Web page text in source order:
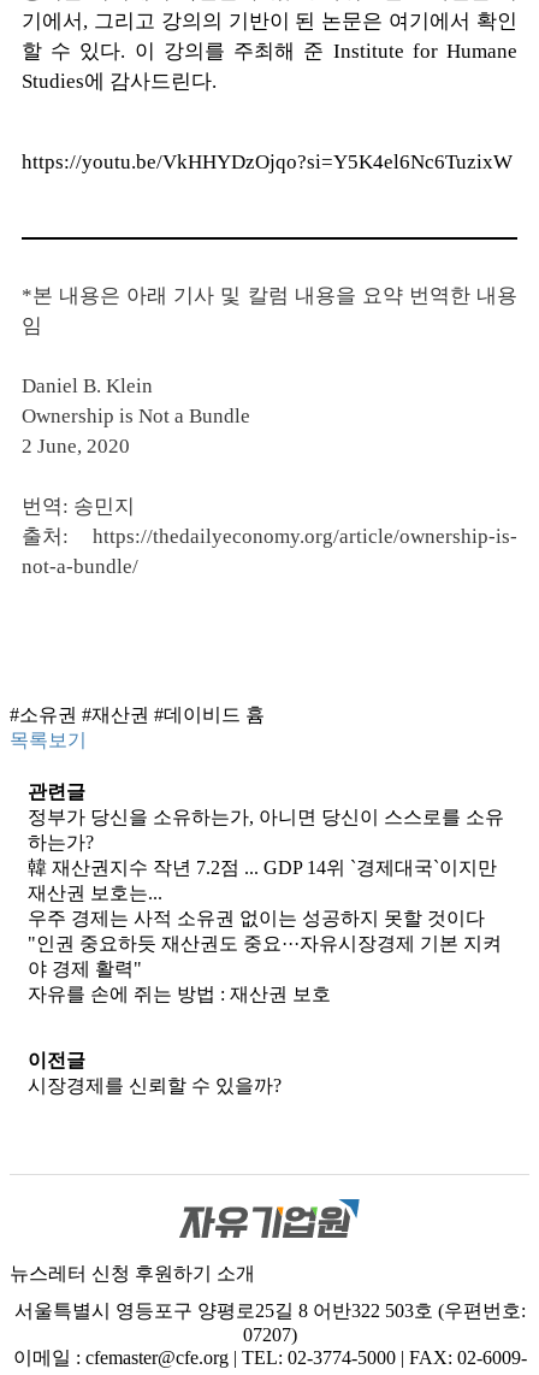
기에서, 그리고 강의의 기반이 된 논문은 여기에서 확인
할 수 있다. 이 강의를 주최해 준 Institute for Humane
Studies에 감사드린다.
https://youtu.be/VkHHYDzOjqo?si=Y5K4el6Nc6TuzixW
*본 내용은 아래 기사 및 칼럼 내용을 요약 번역한 내용
임
Daniel B. Klein
Ownership is Not a Bundle
2 June, 2020
번역: 송민지
출처:
https://thedailyeconomy.org/article/ownership-is-
not-a-bundle/
#소유권 #재산권 #데이비드 흄
목록보기
관련글
정부가 당신을 소유하는가, 아니면 당신이 스스로를 소유
하는가?
韓 재산권지수 작년 7.2점 ... GDP 14위 `경제대국`이지만
재산권 보호는...
우주 경제는 사적 소유권 없이는 성공하지 못할 것이다
"인권 중요하듯 재산권도 중요···자유시장경제 기본 지켜
야 경제 활력"
자유를 손에 쥐는 방법 : 재산권 보호
이전글
시장경제를 신뢰할 수 있을까?
뉴스레터 신청 후원하기
소개
서울특별시 영등포구 양평로25길 8 어반322 503호 (우편번호:
07207)
이메일 : cfemaster@cfe.org | TEL: 02-3774-5000 | FAX: 02-6009-